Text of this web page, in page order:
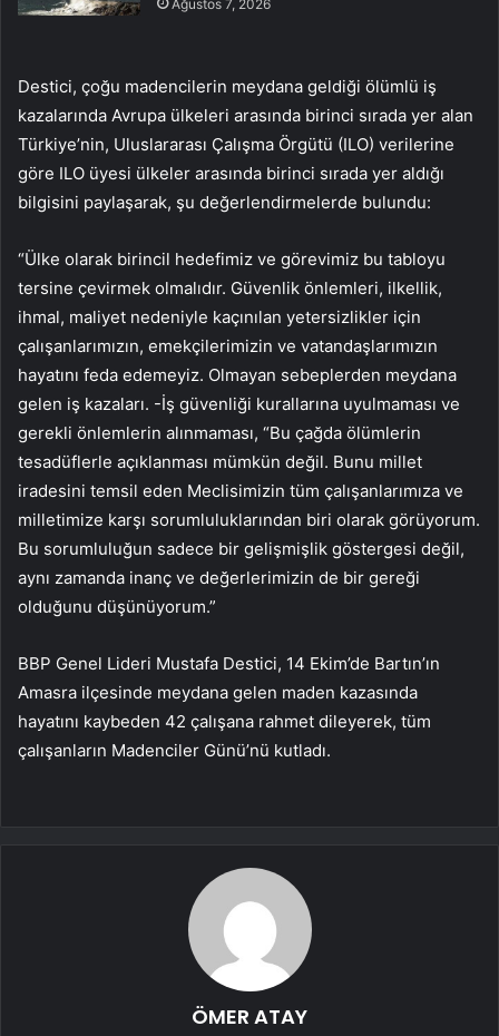
Ağustos 7, 2026
Destici, çoğu madencilerin meydana geldiği ölümlü iş
kazalarında Avrupa ülkeleri arasında birinci sırada yer alan
Türkiye’nin, Uluslararası Çalışma Örgütü (ILO) verilerine
göre ILO üyesi ülkeler arasında birinci sırada yer aldığı
bilgisini paylaşarak, şu değerlendirmelerde bulundu:
“Ülke olarak birincil hedefimiz ve görevimiz bu tabloyu
tersine çevirmek olmalıdır. Güvenlik önlemleri, ilkellik,
ihmal, maliyet nedeniyle kaçınılan yetersizlikler için
çalışanlarımızın, emekçilerimizin ve vatandaşlarımızın
hayatını feda edemeyiz. Olmayan sebeplerden meydana
gelen iş kazaları. -İş güvenliği kurallarına uyulmaması ve
gerekli önlemlerin alınmaması, “Bu çağda ölümlerin
tesadüflerle açıklanması mümkün değil. Bunu millet
iradesini temsil eden Meclisimizin tüm çalışanlarımıza ve
milletimize karşı sorumluluklarından biri olarak görüyorum.
Bu sorumluluğun sadece bir gelişmişlik göstergesi değil,
aynı zamanda inanç ve değerlerimizin de bir gereği
olduğunu düşünüyorum.”
BBP Genel Lideri Mustafa Destici, 14 Ekim’de Bartın’ın
Amasra ilçesinde meydana gelen maden kazasında
hayatını kaybeden 42 çalışana rahmet dileyerek, tüm
çalışanların Madenciler Günü’nü kutladı.
ÖMER ATAY